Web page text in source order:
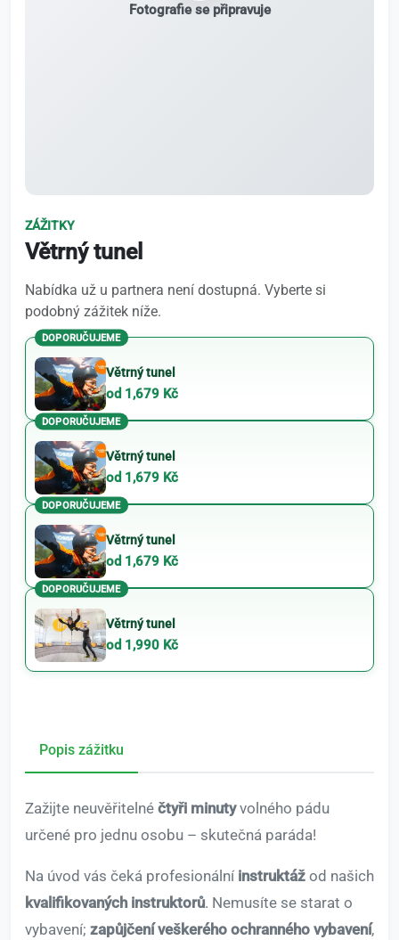
Fotografie se připravuje
ZÁŽITKY
Větrný tunel
Nabídka už u partnera není dostupná. Vyberte si
podobný zážitek níže.
DOPORUČUJEME
Větrný tunel
od 1,679 Kč
DOPORUČUJEME
Větrný tunel
od 1,679 Kč
DOPORUČUJEME
Větrný tunel
od 1,679 Kč
DOPORUČUJEME
Větrný tunel
od 1,990 Kč
Popis zážitku
Zažijte neuvěřitelné čtyři minutyvolného pádu
určené pro jednu osobu – skutečná paráda!
Na úvod vás čeká profesionální instruktáž od našich
kvalifikovaných instruktorů. Nemusíte se starat o
vybavení; zapůjčení veškerého ochranného vybavení,